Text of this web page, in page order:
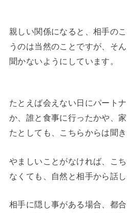
親しい関係になると、相手の
うのは当然のことですが、そ
聞かないようにしています。
たとえば会えない日にパート
か、誰と食事に行ったかや、
たとしても、こちらからは聞き
やましいことがなければ、こ
なくても、自然と相手から話し
相手に隠し事がある場合、都